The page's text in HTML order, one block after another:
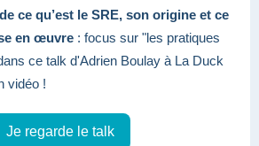
ce qu’est le SRE, son origine et ce
en œuvre : focus sur "les pratiques
ce talk d'Adrien Boulay à La Duck
vidéo !
Je regarde le talk